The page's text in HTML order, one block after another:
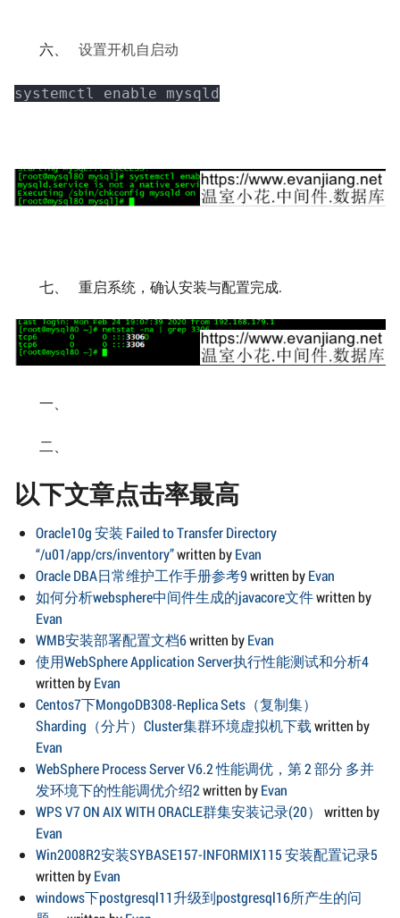
六、 设置开机自启动
systemctl enable mysqld
七、 重启系统，确认安装与配置完成.
一、
二、
以下文章点击率最高
Oracle10g 安装 Failed to Transfer Directory
“/u01/app/crs/inventory”written byEvan
Oracle DBA日常维护工作手册参考9written byEvan
如何分析websphere中间件生成的javacore文件written by
Evan
WMB安装部署配置文档6written byEvan
使用WebSphere Application Server执行性能测试和分析4
written byEvan
Centos7下MongoDB308-Replica Sets（复制集）
Sharding（分片）Cluster集群环境虚拟机下载written by
Evan
WebSphere Process Server V6.2 性能调优，第 2 部分 多并
发环境下的性能调优介绍2written byEvan
WPS V7 ON AIX WITH ORACLE群集安装记录(20）
written by
Evan
Win2008R2安装SYBASE157-INFORMIX115 安装配置记录5
written byEvan
windows下postgresql11升级到postgresql16所产生的问